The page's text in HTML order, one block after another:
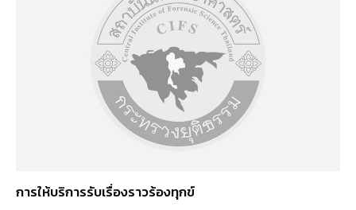
การให้บริการรับเรื่องราวร้องทุกข์